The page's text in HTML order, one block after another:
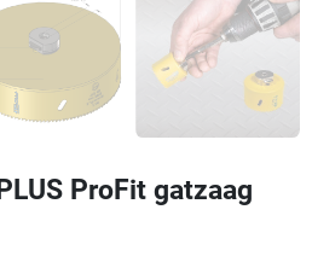
ProFit gatzaag